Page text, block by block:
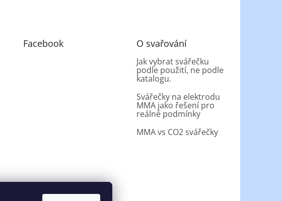
Facebook O svařování
Jak vybrat svářečku
podle použití, ne podle
katalogu.
Svářečky na elektrodu
MMA jako řešení pro
reálné podmínky
MMA vs CO2 svářečky